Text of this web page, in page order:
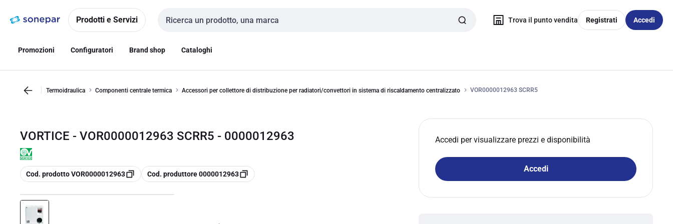
navigazionealla
Prodotti e Servizi
Cerca input
Trova il punto vendita Registrati Accedi
Promozioni Configuratori Brand shop Cataloghi
Termoidraulica Componenti centrale termica Accessori per collettore di distribuzione per radiatori/convettori in sistema di riscaldamento centralizzato VOR0000012963 SCRR5
VORTICE - VOR0000012963 SCRR5 - 0000012963
copia
Cod. prodotto VOR0000012963 copia
Cod. produttore 0000012963
Accedi per visualizzare prezzi e disponibilità
Accedi